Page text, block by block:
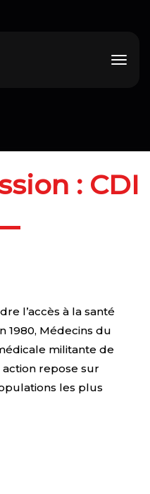
: CDI
l’accès à la santé
1980, Médecins du
militante de
repose sur
les plus